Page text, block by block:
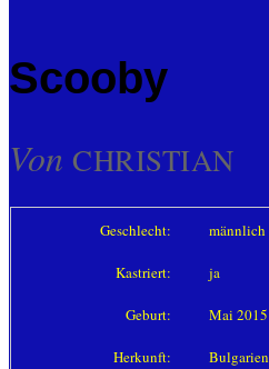
Scooby
Von CHRISTIAN
Geschlecht: männlich
Kastriert: ja
Geburt: Mai 2015
Herkunft: Bulgarien